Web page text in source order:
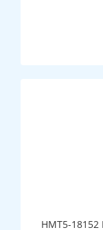
НМТ5-18152